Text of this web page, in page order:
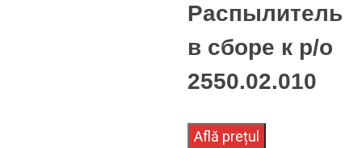
Распылитель
в сборе к р/о
2550.02.010
Află prețul